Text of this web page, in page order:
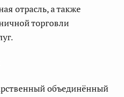
отрасль, а также
торговли
объединённый